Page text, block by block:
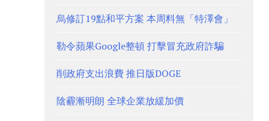
烏修訂19點和平方案 本周料無「特澤會」
勒令蘋果Google整頓 打擊冒充政府詐騙
削政府支出浪費 推日版DOGE
陰霾漸明朗 全球企業放緩加價